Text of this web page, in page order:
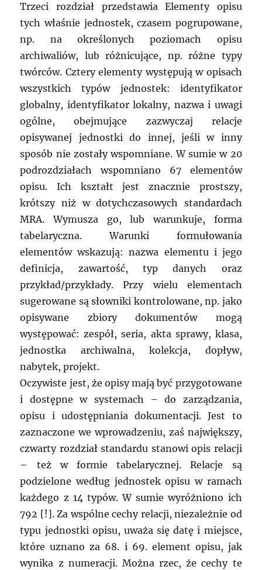
Trzeci rozdział przedstawia Elementy opisu
tych właśnie jednostek, czasem pogrupowane,
np. na określonych poziomach opisu
archiwaliów, lub różnicujące, np. różne typy
twórców. Cztery elementy występują w opisach
wszystkich typów jednostek: identyfikator
globalny, identyfikator lokalny, nazwa i uwagi
ogólne, obejmujące zazwyczaj relacje
opisywanej jednostki do innej, jeśli w inny
sposób nie zostały wspomniane. W sumie w 20
podrozdziałach wspomniano 67 elementów
opisu. Ich kształt jest znacznie prostszy,
krótszy niż w dotychczasowych standardach
MRA. Wymusza go, lub warunkuje, forma
tabelaryczna. Warunki formułowania
elementów wskazują: nazwa elementu i jego
definicja, zawartość, typ danych oraz
przykład/przykłady. Przy wielu elementach
sugerowane są słowniki kontrolowane, np. jako
opisywane zbiory dokumentów mogą
występować: zespół, seria, akta sprawy, klasa,
jednostka archiwalna, kolekcja, dopływ,
nabytek, projekt.
Oczywiste jest, że opisy mają być przygotowane
i dostępne w systemach – do zarządzania,
opisu i udostępniania dokumentacji. Jest to
zaznaczone we wprowadzeniu, zaś największy,
czwarty rozdział standardu stanowi opis relacji
– też w formie tabelarycznej. Relacje są
podzielone według jednostek opisu w ramach
każdego z 14 typów. W sumie wyróżniono ich
792 [!]. Za wspólne cechy relacji, niezależnie od
typu jednostki opisu, uważa się datę i miejsce,
które uznano za 68. i 69. element opisu, jak
wynika z numeracji. Można rzec, że cechy te